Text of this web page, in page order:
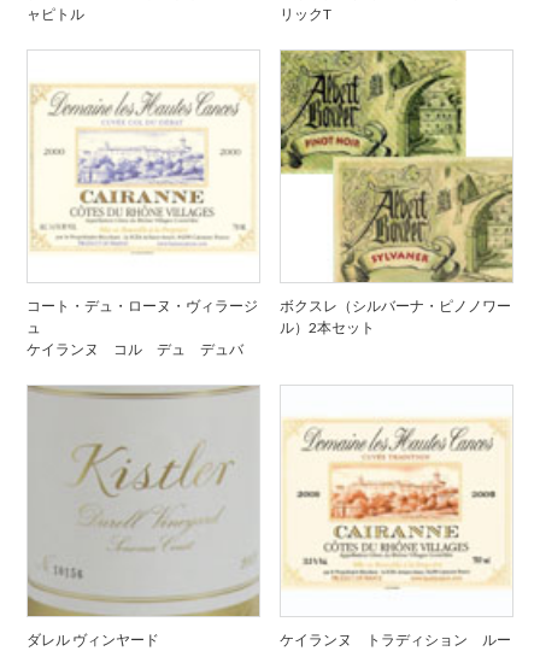
ャピトル
リックT
コート・デュ・ローヌ・ヴィラージ
ュ
ケイランヌ コル デュ デュバ
ボクスレ（シルバーナ・ピノノワー
ル）2本セット
ダレル ヴィンヤード
ケイランヌ トラディション ルー